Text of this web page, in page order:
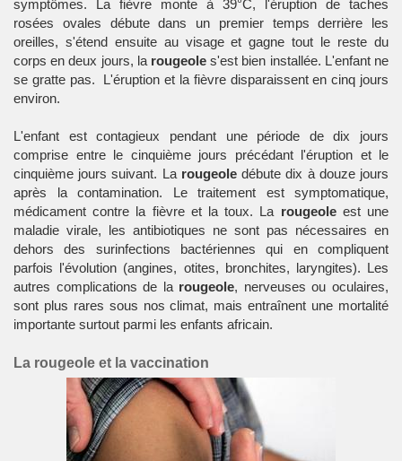
symptômes. La fièvre monte à 39°C, l'éruption de taches
rosées ovales débute dans un premier temps derrière les
oreilles, s'étend ensuite au visage et gagne tout le reste du
corps en deux jours, la rougeole s'est bien installée. L'enfant ne
se gratte pas. L'éruption et la fièvre disparaissent en cinq jours
environ.
L'enfant est contagieux pendant une période de dix jours
comprise entre le cinquième jours précédant l'éruption et le
cinquième jours suivant. La rougeoledébute dix à douze jours
après la contamination. Le traitement est symptomatique,
médicament contre la fièvre et la toux. La rougeoleest une
maladie virale, les antibiotiques ne sont pas nécessaires en
dehors des surinfections bactériennes qui en compliquent
parfois l'évolution (angines, otites, bronchites, laryngites). Les
autres complications de la rougeole, nerveuses ou oculaires,
sont plus rares sous nos climat, mais entraînent une mortalité
importante surtout parmi les enfants africain.
La rougeole et la vaccination